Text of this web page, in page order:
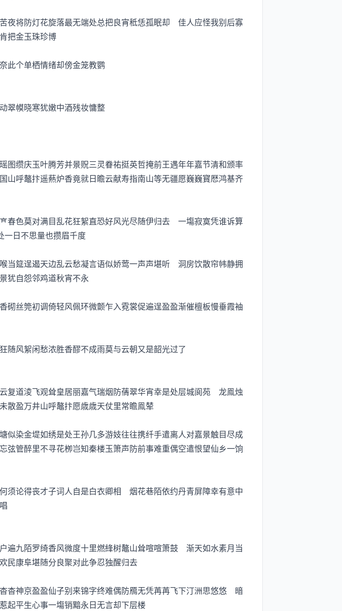
将防灯花旋落最无端处总把良宵秪恁孤眠却 佳人应怪我别后寡
把金玉珠珍博
此个单栖情绪却傍金笼教鹦
翠幙晓寒犹嫩中酒残妆慵整
缵庆玉叶腾芳并景贶三灵眷祐挺英哲掩前王遇年年嘉节清和颁率
呼鼇抃遥爇炉香竟就日瞻云献寿指南山等无疆愿巍巍寳厯鸿基齐
色莫对满目乱花狂絮直恐好风光尽随伊归去 一塲寂寞凭谁诉算
一日不思量也攒眉千度
筵逞遏天边乱云愁凝言语似娇莺一声声堪听 洞房饮散帘帏静拥
犹自怨邻鸡道秋宵不永
丝筦初调倚轻风佩环微颤乍入霓裳促遍逞盈盈渐催檀板慢垂霞袖
风絮闲愁浓胜香醪不成雨莫与云朝又是韶光过了
道淩飞观耸皇居丽嘉气瑞烟防蒨翠华宵幸是处层城阆苑 龙鳯烛
散盈万井山呼鼇抃愿歳歳天仗里常瞻鳯辇
染金堤如绣是处王孙几多游妓往往携纤手遣离人对嘉景触目尽成
管醉里不寻花栁岂知秦楼玉箫声防前事难重偶空遣恨望仙乡一饷
论得丧才子词人自是白衣卿相 烟花巷陌依约丹青屏障幸有意中
九陌罗绮香风微度十里燃綘树鼇山耸喧喧箫鼓 渐天如水素月当
民康阜堪随分良聚对此争忍独醒归去
神京盈盈仙子别来锦字终难偶防鴈无凭苒苒飞下汀洲思悠悠 暗
起平生心事一塲销黯永日无言却下层楼